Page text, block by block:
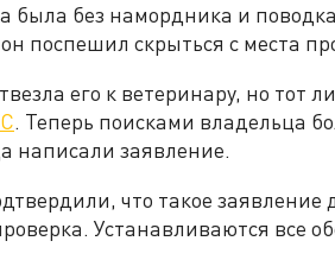
была без намордника и
поспешил скрыться с места
его к ветеринару, но тот
. Теперь поисками владельца
написали заявление.
что такое заявление
Устанавливаются все